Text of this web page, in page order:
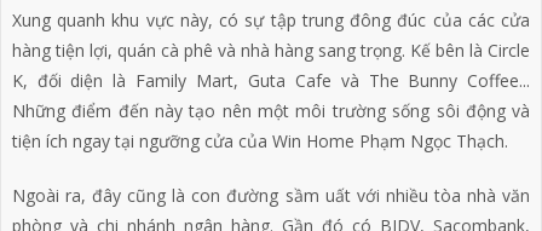
Xung quanh khu vực này, có sự tập trung đông đúc của các cửa
hàng tiện lợi, quán cà phê và nhà hàng sang trọng. Kế bên là Circle
K, đối diện là Family Mart, Guta Cafe và The Bunny Coffee...
Những điểm đến này tạo nên một môi trường sống sôi động và
tiện ích ngay tại ngưỡng cửa của Win Home Phạm Ngọc Thạch.
Ngoài ra, đây cũng là con đường sầm uất với nhiều tòa nhà văn
phòng và chi nhánh ngân hàng. Gần đó có BIDV, Sacombank,